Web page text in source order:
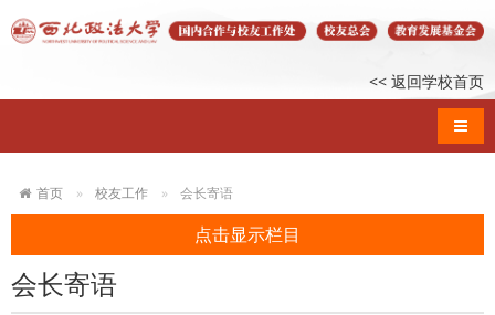
<< 返回学校首页
导航
首页 校友工作 会长寄语
点击显示栏目
会长寄语